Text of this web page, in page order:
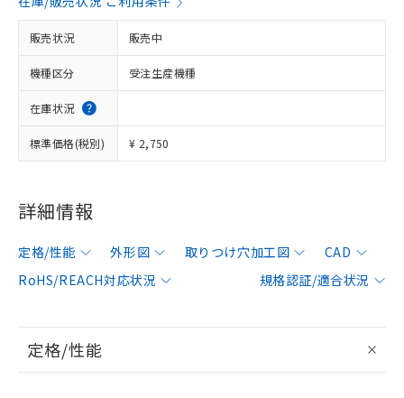
販売状況 販売中
機種区分 受注生産機種
在庫状況
標準価格(税別) ¥ 2,750
詳細情報
定格/性能 外形図 取りつけ穴加工図
CAD
RoHS/REACH対応状況
規格認証/適合状況
定格/性能